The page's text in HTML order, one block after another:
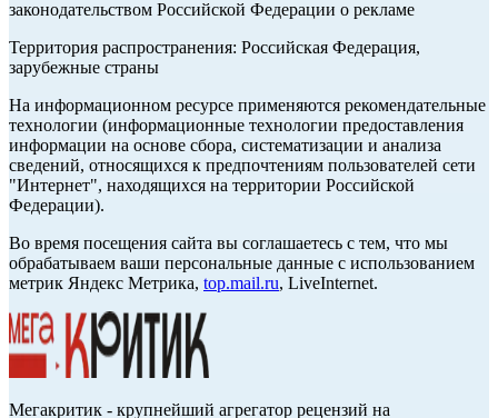
законодательством Российской Федерации о рекламе
Территория распространения: Российская Федерация,
зарубежные страны
На информационном ресурсе применяются рекомендательные
технологии (информационные технологии предоставления
информации на основе сбора, систематизации и анализа
сведений, относящихся к предпочтениям пользователей сети
"Интернет", находящихся на территории Российской
Федерации).
Во время посещения сайта вы соглашаетесь с тем, что мы
обрабатываем ваши персональные данные с использованием
метрик Яндекс Метрика, top.mail.ru, LiveInternet.
Мегакритик - крупнейший агрегатор рецензий на